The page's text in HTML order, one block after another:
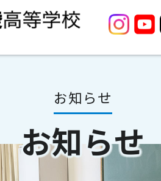
お知らせ
お知らせ